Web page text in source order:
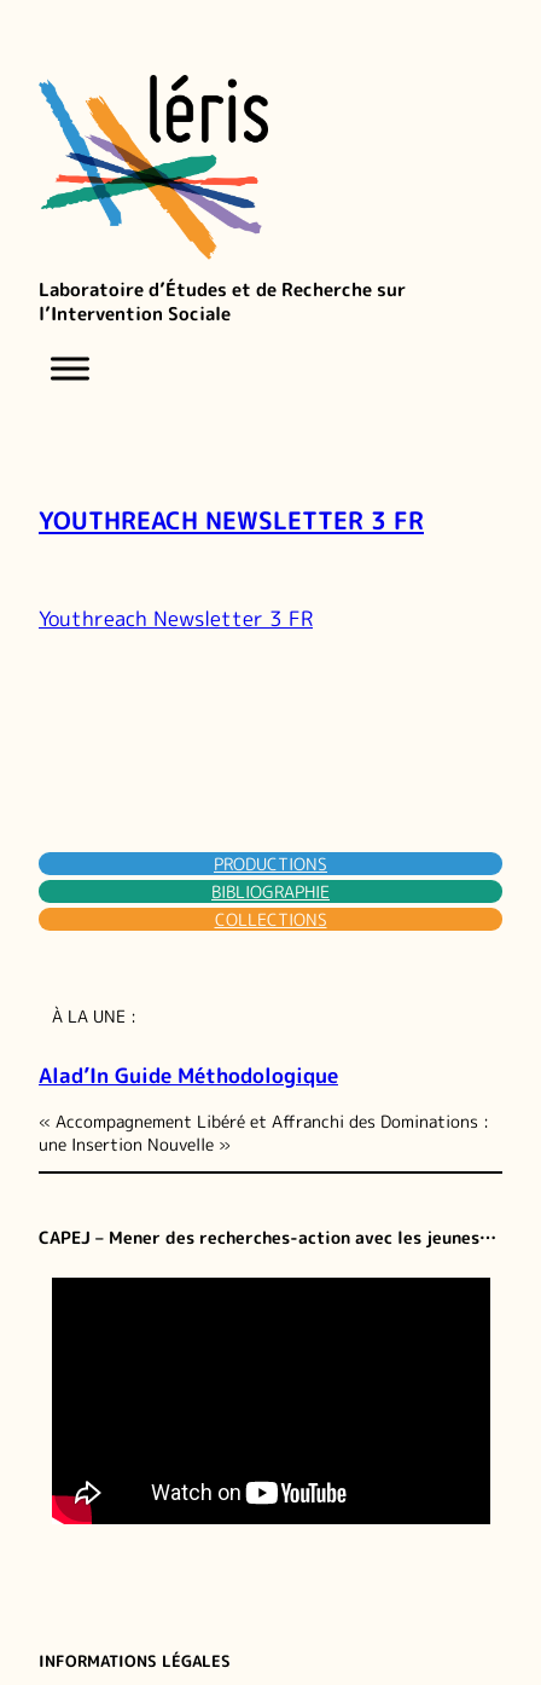
Laboratoire d’Études et de Recherche sur
l’Intervention Sociale
YOUTHREACH NEWSLETTER 3 FR
Youthreach Newsletter 3 FR
PRODUCTIONS
BIBLIOGRAPHIE
COLLECTIONS
À LA UNE :
Alad’In Guide Méthodologique
« Accompagnement Libéré et Affranchi des Dominations :
une Insertion Nouvelle »
CAPEJ – Mener des recherches-action avec les jeunes…
INFORMATIONS LÉGALES